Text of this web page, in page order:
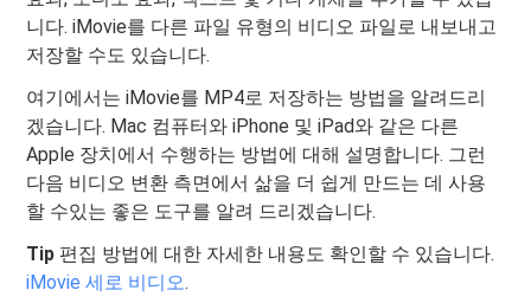
니다. iMovie를 다른 파일 유형의 비디오 파일로 내보내고
저장할 수도 있습니다.
여기에서는 iMovie를 MP4로 저장하는 방법을 알려드리
겠습니다. Mac 컴퓨터와 iPhone 및 iPad와 같은 다른
Apple 장치에서 수행하는 방법에 대해 설명합니다. 그런
다음 비디오 변환 측면에서 삶을 더 쉽게 만드는 데 사용
할 수있는 좋은 도구를 알려 드리겠습니다.
Tip 편집 방법에 대한 자세한 내용도 확인할 수 있습니다.
iMovie 세로 비디오.